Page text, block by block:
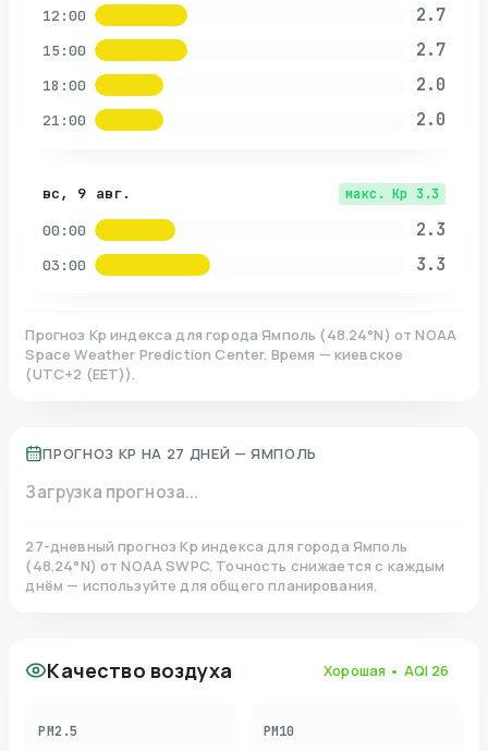
12:00 2.7
15:00 2.7
18:00 2.0
21:00 2.0
вс, 9 авг. макс. Kp 3.3
00:00 2.3
03:00 3.3
Прогноз Kp индекса для города Ямполь (48.24°N) от NOAA
Space Weather Prediction Center. Время — киевское
(UTC+2 (EET)).
ПРОГНОЗ KP НА 27 ДНЕЙ — ЯМПОЛЬ
Загрузка прогноза...
27-дневный прогноз Kp индекса для города Ямполь
(48.24°N)от NOAA SWPC. Точность снижается с каждым
днём — используйте для общего планирования.
Качество воздуха Хорошая • AQI 26
PM2.5 PM10